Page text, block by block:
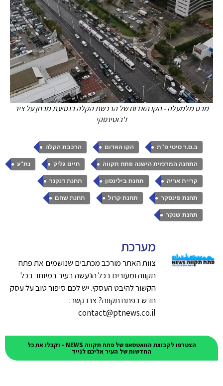
מבט מלמעלה - הקו האדום של הרכשת הקלה בנסיעת מבחן על ציר
ז'בוטינסקי
ב.ס.ר סיטי פ"ת , הקו האדום , הרכבת הקלה ,
התחנה המרכזית הישנה פתח תקווה , חיים גליק , נת"ע ,
קריית אריה , תחנת בילינסון , תחנת דנקנר ,
תחנת פינסקר , תחנת קרול , תחנת שחם ,
תחנת שנקר
מערכת
צוות האתר מורכב מכתבים שנושמים את פתח
תקווה ומעורים בכל הנעשה בעיר במיוחד בכל
הקשור להיבט העסקי. יש לכם סיפור טוב על עסק
חדש בפתח תקווה? צרו קשר:
contact@ptnews.co.il
הצטרפו לקבוצת הוואטסאפ של פתח תקווה NEWS - וקבלו את כל
החדשות של העיר אליכם לנייד